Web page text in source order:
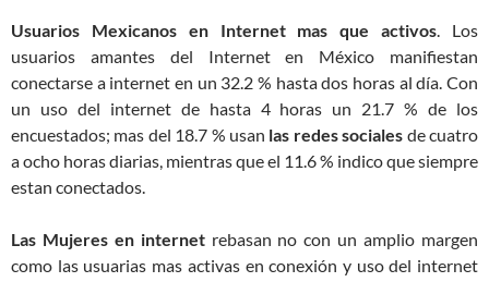
Usuarios Mexicanos en Internet mas que activos. Los
usuarios amantes del Internet en México manifiestan
conectarse a internet en un 32.2 % hasta dos horas al día. Con
un uso del internet de hasta 4 horas un 21.7 % de los
encuestados; mas del 18.7 % usan las redes sociales de cuatro
a ocho horas diarias, mientras que el 11.6 % indico que siempre
estan conectados.
Las Mujeres en internetrebasan no con un amplio margen
como las usuarias mas activas en conexión y uso del internet